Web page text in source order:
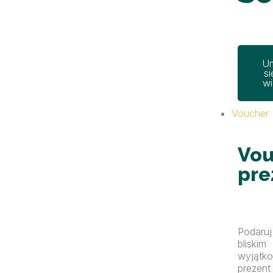
Voucher
Podaruj
bliskim
prezent